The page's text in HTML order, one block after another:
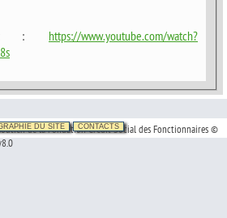
: https://www.youtube.com/watch?
DU SITE CONTACTS
de la Fondation Crédit Social des Fonctionnaires ©